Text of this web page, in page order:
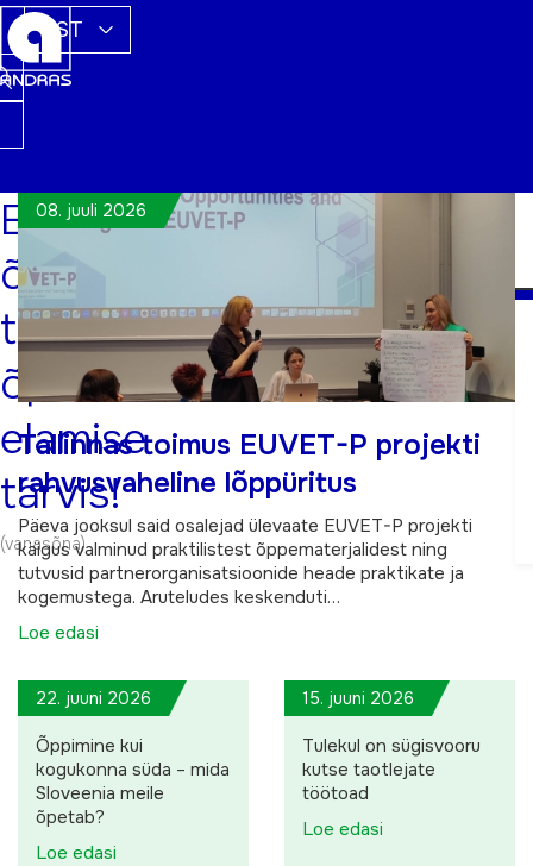
EST
Ela
õppimise
tarvis,
õpi
elamise
tarvis!
(vanasõna)
koolitaja
kutse
taotlemise
tähtaeg
1.
oktoober
2026
L
o
e
e
d
a
08. juuli 2026
Tallinnas toimus EUVET-P projekti
rahvusvaheline lõppüritus
Päeva jooksul said osalejad ülevaate EUVET-P projekti
käigus valminud praktilistest õppematerjalidest ning
tutvusid partnerorganisatsioonide heade praktikate ja
kogemustega. Aruteludes keskenduti…
Loe edasi
22. juuni 2026
Õppimine kui
kogukonna süda – mida
Sloveenia meile
õpetab?
Loe edasi
15. juuni 2026
Tulekul on sügisvooru
kutse taotlejate
töötoad
Loe edasi